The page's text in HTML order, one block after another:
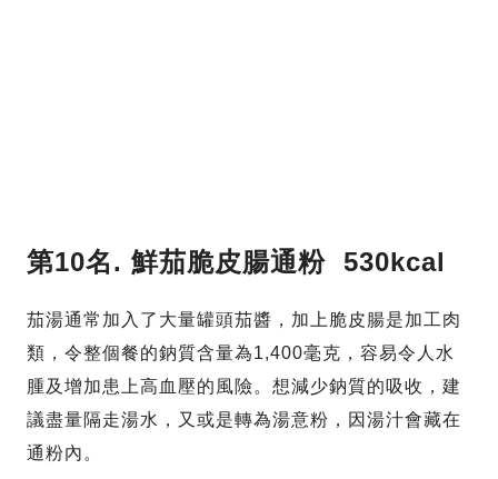
第10名. 鮮茄脆皮腸通粉 530kcal
茄湯通常加入了大量罐頭茄醬，加上脆皮腸是加工肉
類，令整個餐的鈉質含量為1,400毫克，容易令人水
腫及增加患上高血壓的風險。想減少鈉質的吸收，建
議盡量隔走湯水，又或是轉為湯意粉，因湯汁會藏在
通粉內。